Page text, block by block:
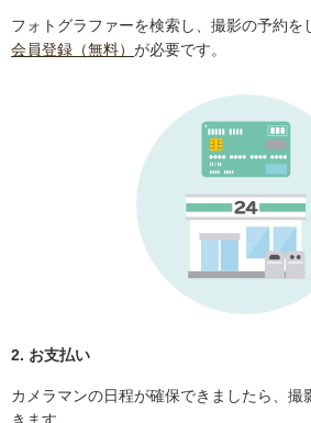
フォトグラファーを検索し、撮影の予約を
会員登録（無料） が必要です。
2. お支払い
カメラマンの日程が確保できましたら、撮